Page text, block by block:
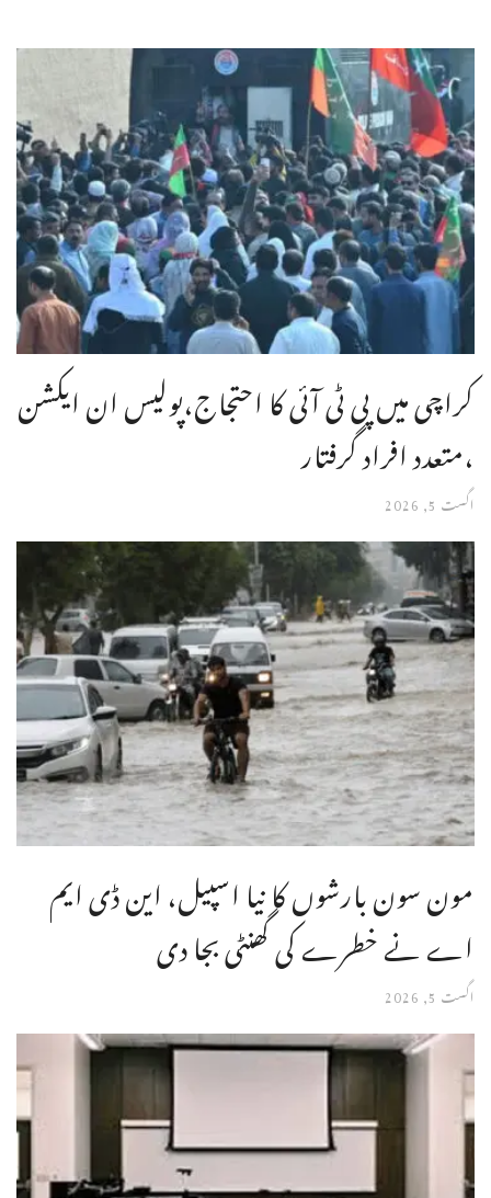
کراچی میں پی ٹی آئی کا احتجاج،پولیس ان ایکشن
،متعدد افراد گرفتار
اگست 5, 2026
مون سون بارشوں کا نیا اسپیل، این ڈی ایم
اے نے خطرے کی گھنٹی بجا دی
اگست 5, 2026